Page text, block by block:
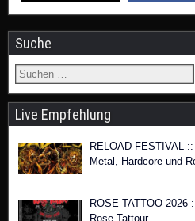
Suche
Live Empfehlung
RELOAD FESTIVAL
Metal, Hardcore und
ROSE TATTOO 2026
Rose Tattour